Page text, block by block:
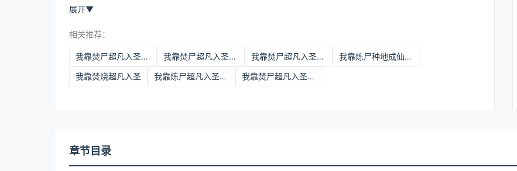
展开▼
相关推荐：
我靠焚尸超凡入圣笔趣 我靠焚尸超凡入圣秦河徐长寿最新章 我靠焚尸超凡入圣秦河徐长寿小说
我靠炼尸种地成仙小说
我靠焚烧超凡入圣
我靠炼尸超凡入圣秦河听书在线 我靠焚尸超凡入圣秦河徐长寿 夜天南 著
章节目录